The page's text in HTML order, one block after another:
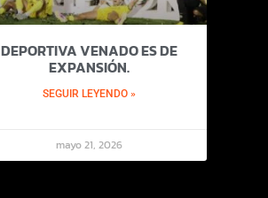
DEPORTIVA VENADO ES DE
EXPANSIÓN.
SEGUIR LEYENDO »
mayo 21, 2026